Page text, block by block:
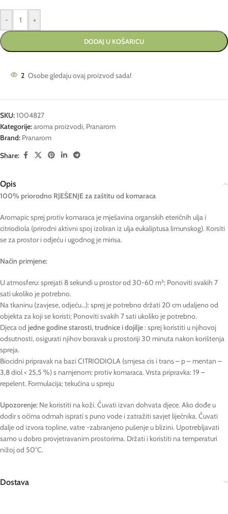
- +
DODAJ U KOŠARICU
2 Osobe gledaju ovaj proizvod sada!
SKU:1004827
Kategorije:aroma proizvodi, Pranarom
Brand: Pranarom
Share:
Opis
100% priorodno RJEŠENJEza zaštitu od komaraca
Aromapic sprej protiv komaraca je mješavina organskih eteričnih ulja i
citriodiola (prirodni aktivni spoj izoliran iz ulja eukaliptusa limunskog). Korsiti
se za prostor i odjeću i ugodnog je mirisa.
Način primjene:
U atmosferu: sprejati 8 sekundi u prostor od 30-60 m³; Ponoviti svakih 7
sati ukoliko je potrebno.
Na tkaninu (zavjese, odjeću…): sprej je potrebno držati 20 cm udaljeno od
objekta za koji se koristi; Ponoviti svakih 7 sati ukoliko je potrebno.
Djeca od jedne godine starosti, trudnice i dojilje: sprej koristiti u njihovoj
odsutnosti, osigurati njihov boravak u prostoriji 30 minuta nakon korištenja
spreja.
Biocidni pripravak na bazi CITRIODIOLA (smjesa cis i trans – p – mentan –
3,8 diol < 25,5 %) s namjenom: protiv komaraca. Vrsta pripravka: 19 –
repelent. Formulacija; tekućina u spreju
Upozorenje: Ne koristiti na koži. Čuvati izvan dohvata djece. Ako dođe u
dodir s očima odmah isprati s puno vode i zatražiti savjet liječnika. Čuvati
dalje od izvora topline, vatre -zabranjeno pušenje u blizini. Upotrebljavati
samo u dobro provjetravanim prostorima. Držati i koristiti na temperaturi
nižoj od 50°C.
Dostava